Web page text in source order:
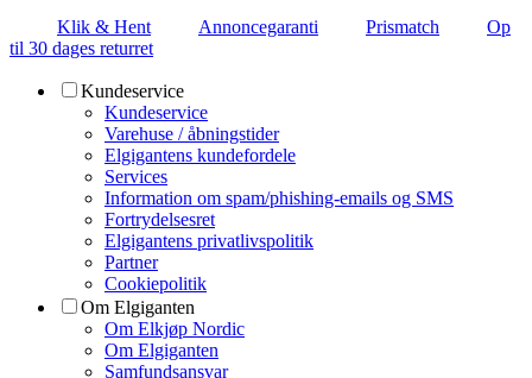
Klik & Hent Annoncegaranti Prismatch
Op
til 30 dages returret
Kundeservice
Kundeservice
Varehuse / åbningstider
Elgigantens kundefordele
Services
Information om spam/phishing-emails og SMS
Fortrydelsesret
Elgigantens privatlivspolitik
Partner
Cookiepolitik
Om Elgiganten
Om Elkjøp Nordic
Om Elgiganten
Samfundsansvar